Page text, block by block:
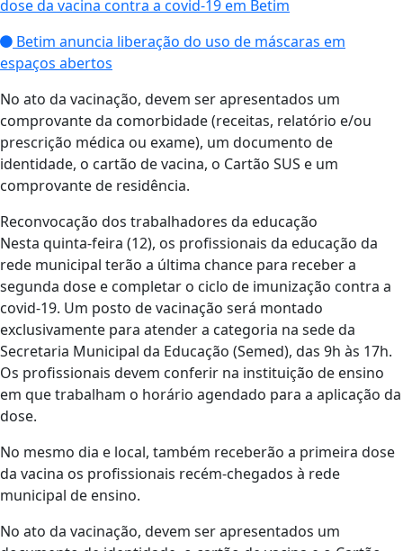
dose da vacina contra a covid-19 em Betim
Betim anuncia liberação do uso de máscaras em
espaços abertos
No ato da vacinação, devem ser apresentados um
comprovante da comorbidade (receitas, relatório e/ou
prescrição médica ou exame), um documento de
identidade, o cartão de vacina, o Cartão SUS e um
comprovante de residência.
Reconvocação dos trabalhadores da educação
Nesta quinta-feira (12), os profissionais da educação da
rede municipal terão a última chance para receber a
segunda dose e completar o ciclo de imunização contra a
covid-19. Um posto de vacinação será montado
exclusivamente para atender a categoria na sede da
Secretaria Municipal da Educação (Semed), das 9h às 17h.
Os profissionais devem conferir na instituição de ensino
em que trabalham o horário agendado para a aplicação da
dose.
No mesmo dia e local, também receberão a primeira dose
da vacina os profissionais recém-chegados à rede
municipal de ensino.
No ato da vacinação, devem ser apresentados um